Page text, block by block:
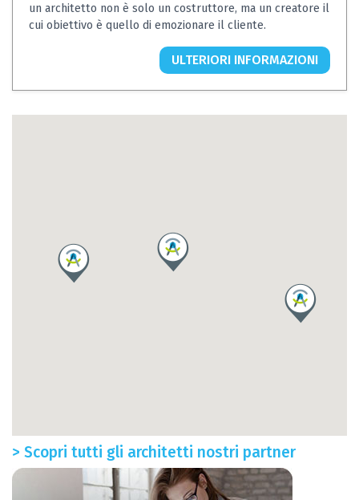
un architetto non è solo un costruttore, ma un creatore il
cui obiettivo è quello di emozionare il cliente.
ULTERIORI INFORMAZIONI
> Scopri tutti gli architetti nostri partner